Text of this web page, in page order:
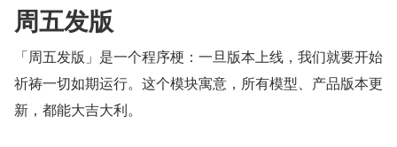
周五发版
「周五发版」是一个程序梗：一旦版本上线，我们就要开始
祈祷一切如期运行。这个模块寓意，所有模型、产品版本更
新，都能大吉大利。